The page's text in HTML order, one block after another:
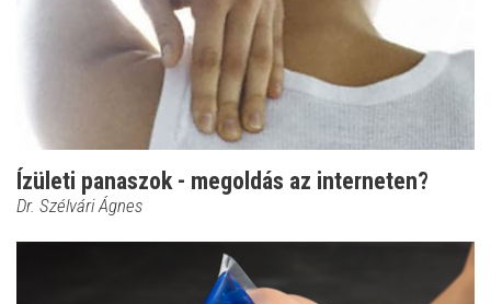
Ízületi panaszok - megoldás az interneten?
Dr. Szélvári Ágnes